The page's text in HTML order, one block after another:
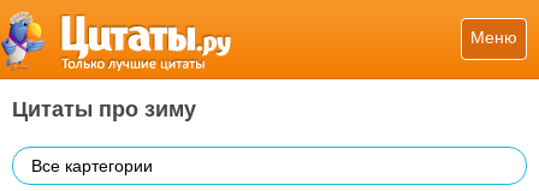
Меню
Цитаты про зиму
Все картегории